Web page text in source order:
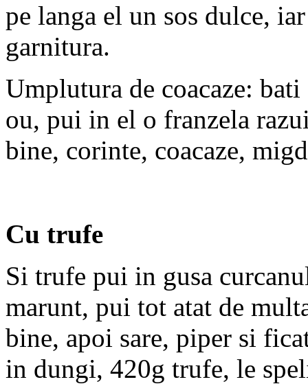
pe langa el un sos dulce,
garnitura.
Umplutura de coacaze:
ou, pui in el o franzela
bine, corinte, coacaze,
Cu trufe
Si trufe pui in gusa
marunt, pui tot atat de
bine, apoi sare, piper si
in dungi, 420g trufe, le